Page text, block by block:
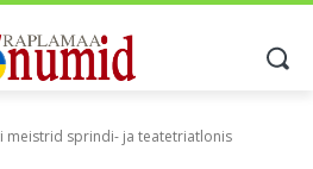
meistrid sprindi- ja teatetriatlonis